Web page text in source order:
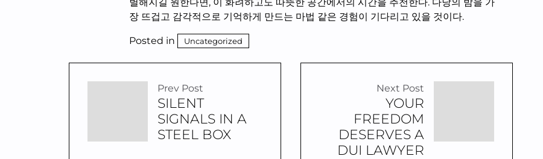
장 뜨겁고 감각적으로 기억하게 만드는 마법 같은 경험이 기다리고 있을 것이다.
Posted in Uncategorized
Prev Post
SILENT
SIGNALS IN A
STEEL BOX
Next Post
YOUR
FREEDOM
DESERVES A
DUI LAWYER